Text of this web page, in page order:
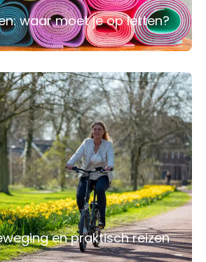
waar moet je op letten?
en praktisch reizen